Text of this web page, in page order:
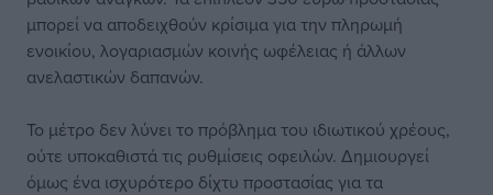
μπορεί να αποδειχθούν κρίσιμα για την πληρωμή
ενοικίου, λογαριασμών κοινής ωφέλειας ή άλλων
ανελαστικών δαπανών.
Το μέτρο δεν λύνει το πρόβλημα του ιδιωτικού χρέους,
ούτε υποκαθιστά τις ρυθμίσεις οφειλών. Δημιουργεί
όμως ένα ισχυρότερο δίχτυ προστασίας για τα